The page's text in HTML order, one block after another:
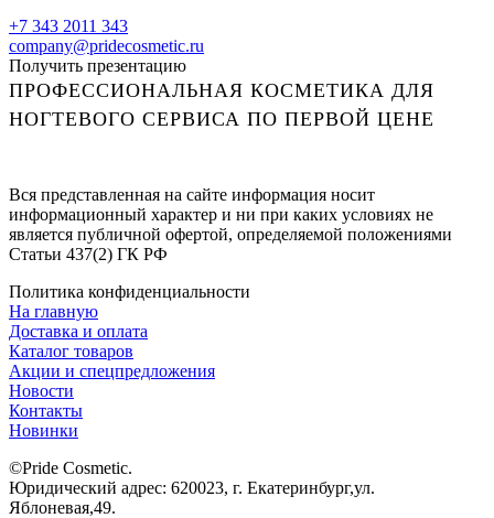
+7 343 2011 343
company@pridecosmetic.ru
Получить презентацию
ПРОФЕССИОНАЛЬНАЯ КОСМЕТИКА ДЛЯ
НОГТЕВОГО СЕРВИСА ПО ПЕРВОЙ ЦЕНЕ
Вся представленная на сайте информация носит
информационный характер и ни при каких условиях не
является публичной офертой, определяемой положениями
Статьи 437(2) ГК РФ
Политика конфиденциальности
На главную
Доставка и оплата
Каталог товаров
Акции и спецпредложения
Новости
Контакты
Новинки
©Pride Cosmetic.
Юридический адрес: 620023, г. Екатеринбург,ул.
Яблоневая,49.